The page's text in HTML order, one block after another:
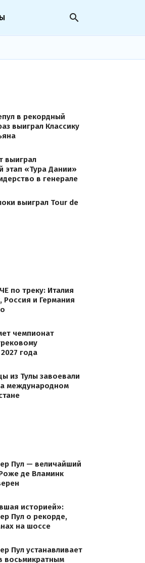
search
в рекордный
выиграл Классику
выиграл
этап «Тура Дании»
в генерале
выиграл Tour de
по треку: Италия
Россия и Германия
чемпионат
года
из Тулы завоевали
международном
Пул — величайший
де Вламинк
историей»:
Пул о рекорде,
на шоссе
Пул устанавливает
восьмикратным